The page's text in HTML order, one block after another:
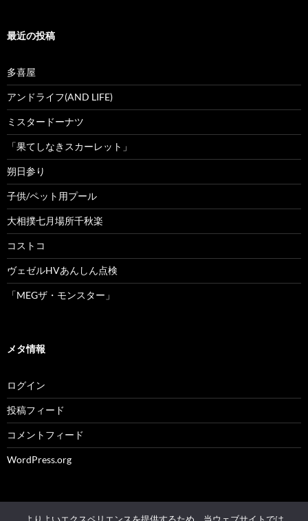
最近の投稿
多喜屋
アンドライフ(AND LIFE)
ミスタードーナツ
「果てしなきスカーレット」
朔日参り
子供/ペット用プール
大相撲七月場所千秋楽
コストコ
ヴェゼルHVあんしん点検
「MEGザ・モンスター」
メタ情報
ログイン
投稿フィード
コメントフィード
WordPress.org